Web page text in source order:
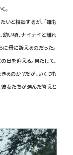
。
いと相談するが、「誰も
幼い頃、ナイナイと離れ
母に訴えるのだった。
日を迎える。果たして、
るのか？だが、いくつも
女たちが選んだ答えと